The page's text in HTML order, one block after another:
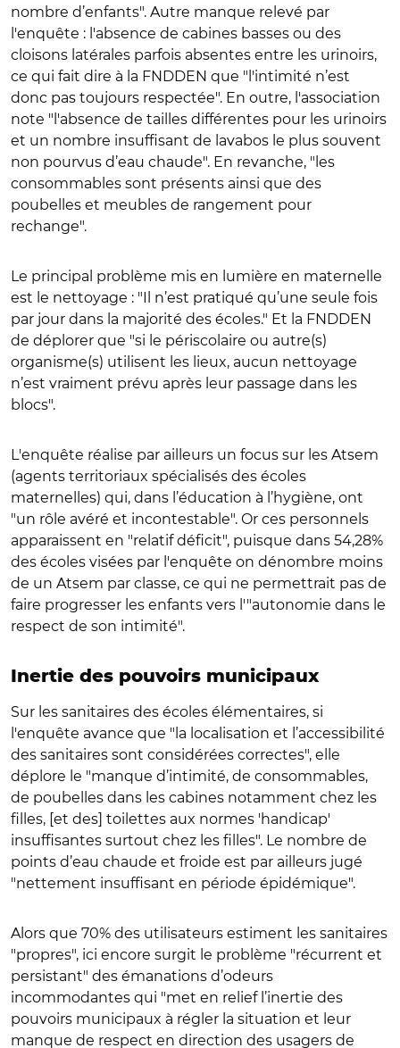
nombre d’enfants". Autre manque relevé par
l'enquête : l'absence de cabines basses ou des
cloisons latérales parfois absentes entre les urinoirs,
ce qui fait dire à la FNDDEN que "l'intimité n’est
donc pas toujours respectée". En outre, l'association
note "l'absence de tailles différentes pour les urinoirs
et un nombre insuffisant de lavabos le plus souvent
non pourvus d’eau chaude". En revanche, "les
consommables sont présents ainsi que des
poubelles et meubles de rangement pour
rechange".
Le principal problème mis en lumière en maternelle
est le nettoyage : "Il n’est pratiqué qu’une seule fois
par jour dans la majorité des écoles." Et la FNDDEN
de déplorer que "si le périscolaire ou autre(s)
organisme(s) utilisent les lieux, aucun nettoyage
n’est vraiment prévu après leur passage dans les
blocs".
L'enquête réalise par ailleurs un focus sur les Atsem
(agents territoriaux spécialisés des écoles
maternelles) qui, dans l’éducation à l’hygiène, ont
"un rôle avéré et incontestable". Or ces personnels
apparaissent en "relatif déficit", puisque dans 54,28%
des écoles visées par l'enquête on dénombre moins
de un Atsem par classe, ce qui ne permettrait pas de
faire progresser les enfants vers l'"autonomie dans le
respect de son intimité".
Inertie des pouvoirs municipaux
Sur les sanitaires des écoles élémentaires, si
l'enquête avance que "la localisation et l’accessibilité
des sanitaires sont considérées correctes", elle
déplore le "manque d’intimité, de consommables,
de poubelles dans les cabines notamment chez les
filles, [et des] toilettes aux normes 'handicap'
insuffisantes surtout chez les filles". Le nombre de
points d’eau chaude et froide est par ailleurs jugé
"nettement insuffisant en période épidémique".
Alors que 70% des utilisateurs estiment les sanitaires
"propres", ici encore surgit le problème "récurrent et
persistant" des émanations d’odeurs
incommodantes qui "met en relief l’inertie des
pouvoirs municipaux à régler la situation et leur
manque de respect en direction des usagers de